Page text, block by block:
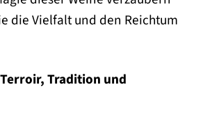
die Vielfalt und den Reichtum
Tradition und